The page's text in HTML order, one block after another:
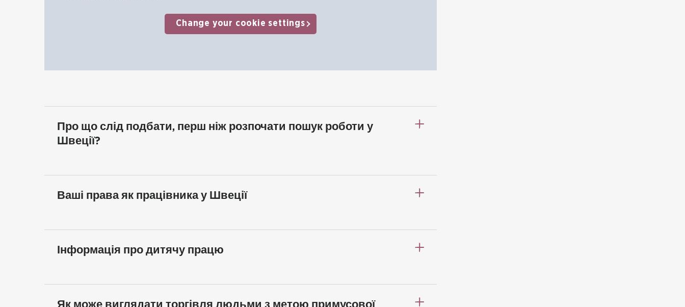
Change your cookie settings
Про що слід подбати, перш ніж розпочати пошук роботи у
Швеції?
Ваші права як працівника у Швеції
Інформація про дитячу працю
Як може виглядати торгівля людьми з метою примусової